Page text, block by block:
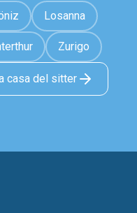
Losanna
Zurigo
casa del sitter